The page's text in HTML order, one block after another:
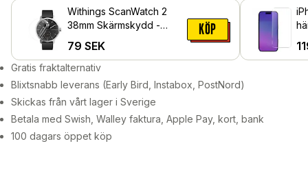
Withings ScanWatch 2
38mm Skärmskydd -
79 SEK
KÖP
Gratis fraktalternativ
Blixtsnabb leverans (Early Bird, Instabox, PostNord)
Skickas från vårt lager i Sverige
Betala med Swish, Walley faktura, Apple Pay, kort, bank
100 dagars öppet köp